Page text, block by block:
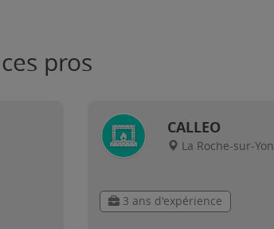
pros
CALLEO
La Roche-sur-Yon
3 ans d'expérience